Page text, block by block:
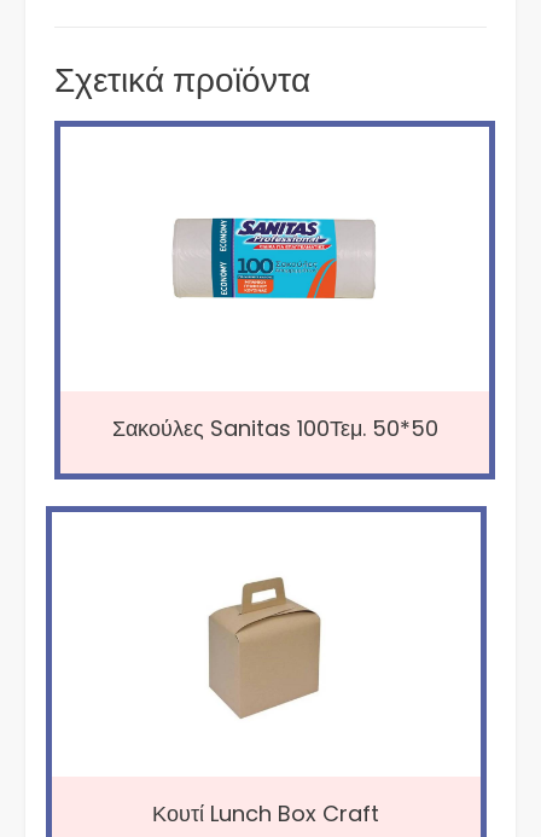
Σχετικά προϊόντα
Σακούλες Sanitas 100Τεμ. 50*50
Κουτί Lunch Box Craft